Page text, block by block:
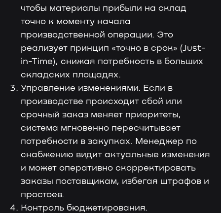
чтобы материалы прибыли на склад
точно к моменту начала
производственной операции. Это
реализует принцип «точно в срок» (Just-
in-Time), снижая потребность в больших
складских площадях.
Управление изменениями. Если в
производстве происходит сбой или
срочный заказ меняет приоритеты,
система мгновенно пересчитывает
потребности в закупках. Менеджер по
снабжению видит актуальные изменения
и может оперативно скорректировать
заказы поставщикам, избегая штрафов и
простоев.
Контроль бюджетирования.